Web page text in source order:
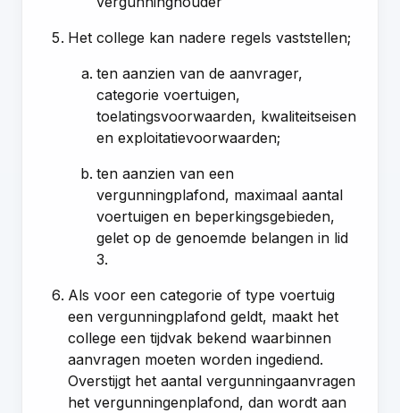
Het college kan nadere regels vaststellen;
ten aanzien van de aanvrager,
categorie voertuigen,
toelatingsvoorwaarden, kwaliteitseisen
en exploitatievoorwaarden;
ten aanzien van een
vergunningplafond, maximaal aantal
voertuigen en beperkingsgebieden,
gelet op de genoemde belangen in lid
3.
Als voor een categorie of type voertuig
een vergunningplafond geldt, maakt het
college een tijdvak bekend waarbinnen
aanvragen moeten worden ingediend.
Overstijgt het aantal vergunningaanvragen
het vergunningenplafond, dan wordt aan